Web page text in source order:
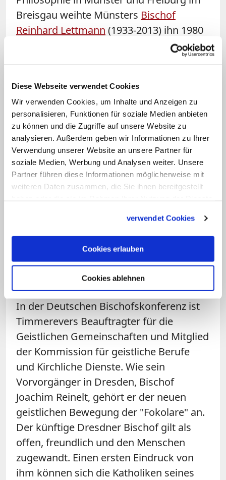
Diese Webseite verwendet Cookies
Wir verwenden Cookies, um Inhalte und Anzeigen zu
personalisieren, Funktionen für soziale Medien anbieten
zu können und die Zugriffe auf unsere Website zu
analysieren. Außerdem geben wir Informationen zu Ihrer
Verwendung unserer Website an unsere Partner für
soziale Medien, Werbung und Analysen weiter. Unsere
Partner führen diese Informationen möglicherweise mit
weiteren Daten zusammen, die Sie ihnen bereitgestellt
verwendet Cookies
Cookies erlauben
Cookies ablehnen
Breisgau weihte Münsters Bischof
Reinhard Lettmann (1933-2013) ihn 1980
zum Priester. 1984 berief Lettmann ihn
Borromaeum in Münster und zum
Domvikar. Von 1989 bis zu seiner
Bischofsweihe 2001 war Timmerevers
Pfarrer in Visbek.
Linktipp: Timmerevers wird Bischof von
Dresden-Meißen
Der bisherige münstersche Weihbischof Heinrich
Meißen. Das gaben am Freitagmittag zeitgleich die
Diözesen Münster und Dresden-Meißen sowie der
Vatikan bekannt. Der 63-Jährige folgt damit auf
Heiner Koch (61), der im September vergangenen
In der Deutschen Bischofskonferenz ist
Timmerevers Beauftragter für die
Geistlichen Gemeinschaften und Mitglied
der Kommission für geistliche Berufe
und Kirchliche Dienste. Wie sein
Vorvorgänger in Dresden, Bischof
Joachim Reinelt, gehört er der neuen
geistlichen Bewegung der "Fokolare" an.
Der künftige Dresdner Bischof gilt als
offen, freundlich und den Menschen
zugewandt. Einen ersten Eindruck von
ihm können sich die Katholiken seines